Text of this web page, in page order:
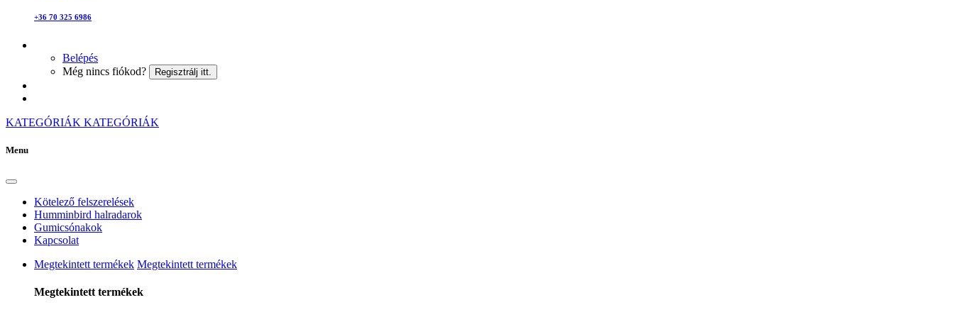
+36 70 325 6986
Belépés
Még nincs fiókod?
Regisztrálj itt.
KATEGÓRIÁK KATEGÓRIÁK
Menu
Kötelező felszerelések
Humminbird halradarok
Gumicsónakok
Kapcsolat
Megtekintett termékek Megtekintett termékek
Megtekintett termékek